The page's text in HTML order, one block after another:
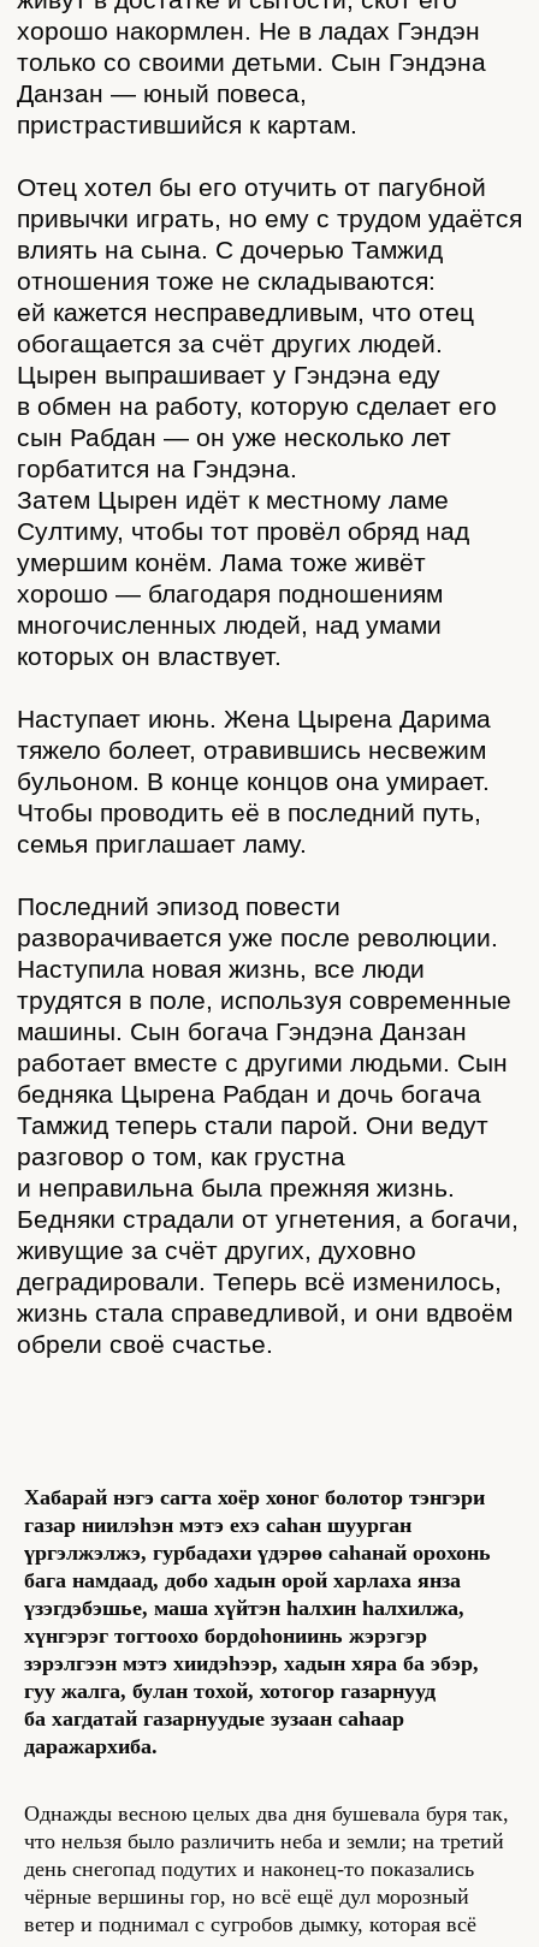
Хабарай нэгэ сагта хоёр хоног болотор тэнгэри
газар ниилэhэн мэтэ ехэ саhан шуурган
үргэлжэлжэ, гурбадахи үдэрөө саhанай орохонь
бага намдаад, добо хадын орой харлаха янза
үзэгдэбэшье, маша хүйтэн hалхин hалхилжа,
хүнгэрэг тогтоохо бордоhониинь жэрэгэр
зэрэлгээн мэтэ хиидэhээр, хадын хяра ба эбэр,
гуу жалга, булан тохой, хотогор газарнууд
ба хагдатай газарнуудые зузаан саhаар
даражархиба.
Однажды весною целых два дня бушевала буря так,
что нельзя было различить неба и земли; на третий
день снегопад подутих и наконец-то показались
чёрные вершины гор, но всё ещё дул морозный
ветер и поднимал с сугробов дымку, которая всё
СВЯЗАННЫЕ СТАТЬИ
Писатели
Все права защищены © 2024 Республиканская детско-
юношеская библиотека.
При использовании материалов ссылка на burnom100.ru
и авторов статей обязательна. Все права на книги, фото
и burnom100.ru принадлежат их авторам, публикация
разрешена только с предварительного согласия
БУРЯТСКАЯ ЛИТЕРАТУРА
100 ЛЕТНАЗАД
Следите за нами
Республиканская детско-юношеская библиотека (ГАУК РБ
РДЮБ) 670 013, Республика Бурятия, г. Улан-Удэ,
ул. Ключевская, 23А
Директор: т. 41−87−97 | факс 43−39−80
E-mailinfo@baikalib.ru
Проект реализован в рамках гранта Комитета
по межнациональным отношениям и развитию гражданских
инициатив Администрации главы и Правительства РБ
Читать подробнее
ЧТО ЧИТАТЬ О БУРЯТСКОЙ
ЛИТЕРАТУРЕ 1920-Х ГОДОВ?
Тесты